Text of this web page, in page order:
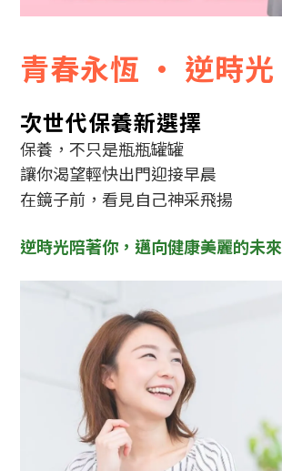
青春永恆 · 逆時光
次世代保養新選擇
保養，不只是瓶瓶罐罐
讓你渴望輕快出門迎接早晨
在鏡子前，看見自己神采飛揚
逆時光陪著你，邁向健康美麗的未來